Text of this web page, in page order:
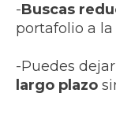
-Buscas
portafolio a
-Puedes
largo plazo